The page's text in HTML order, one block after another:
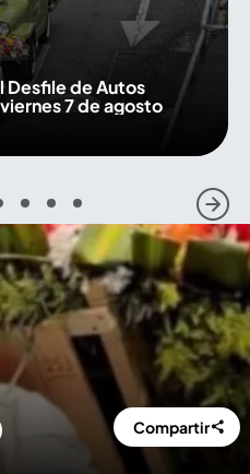
Desfile de Autos
7 de agosto
2 3 4 5
Compartir